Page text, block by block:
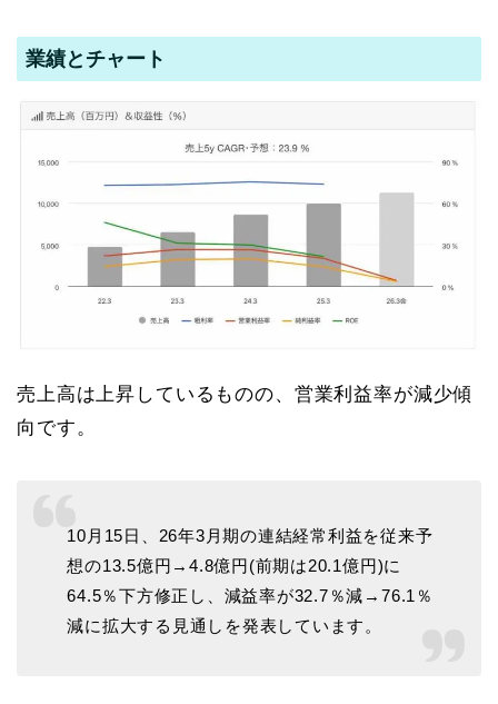
業績とチャート
売上高は上昇しているものの、営業利益率が減少傾
向です。
10月15日、26年3月期の連結経常利益を従来予
想の13.5億円→4.8億円(前期は20.1億円)に
64.5％下方修正し、減益率が32.7％減→76.1％
減に拡大する見通しを発表しています。